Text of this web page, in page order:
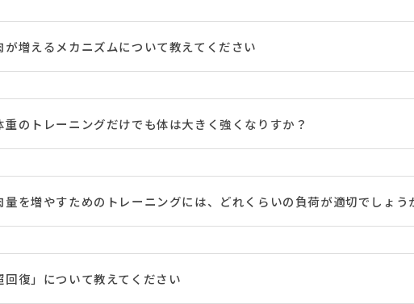
増えるメカニズムについて教えてください
のトレーニングだけでも体は大きく強くなりすか？
を増やすためのトレーニングには、どれくらいの負荷が適切でしょう
復」について教えてください